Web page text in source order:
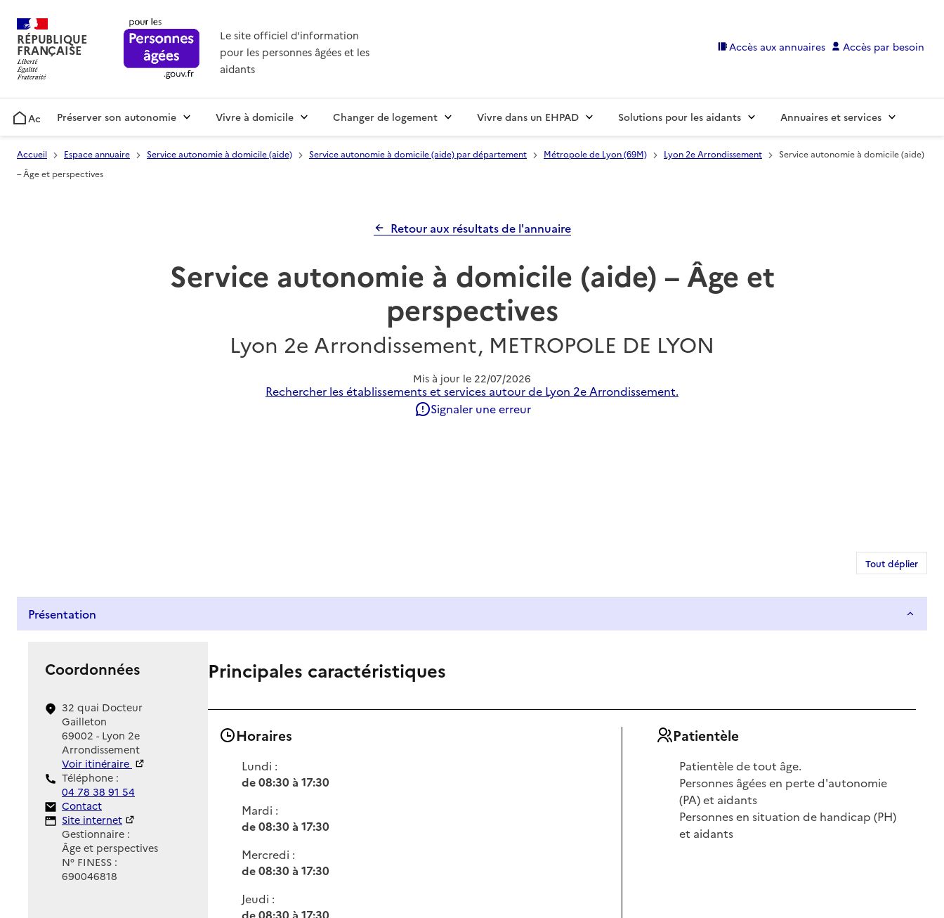
RÉPUBLIQUE
FRANÇAISE
Le site officiel d'information
pour les personnes âgées et les
aidants
Accès aux annuaires Accès par besoin
AccueilPréserver son autonomie Vivre à domicile Changer de logement Vivre dans un EHPAD Solutions pour les aidants Annuaires et services
Accueil Espace annuaire Service autonomie à domicile (aide) Service autonomie à domicile (aide) par département Métropole de Lyon (69M) Lyon 2e Arrondissement
Service autonomie à domicile (aide)
– Âge et perspectives
Retour aux résultats de l'annuaire
Service autonomie à domicile (aide) – Âge et
perspectives
Lyon 2e Arrondissement, METROPOLE DE LYON
Mis à jour le 22/07/2026
Rechercher les établissements et services autour de Lyon 2e Arrondissement.
Signaler une erreur
Tout déplier
Présentation
Coordonnées
32 quai Docteur
Gailleton
69002 - Lyon 2e
Arrondissement
Voir itinéraire
Téléphone :
04 78 38 91 54
Contact
Contact
Site Internet
Site internet
Gestionnaire :
Âge et perspectives
N° FINESS :
690046818
Principales caractéristiques
Horaires
Lundi :
de 08:30 à 17:30
Mardi :
de 08:30 à 17:30
Mercredi :
de 08:30 à 17:30
Jeudi :
de 08:30 à 17:30
Patientèle
Patientèle de tout âge.
Personnes âgées en perte d'autonomie
(PA) et aidants
Personnes en situation de handicap (PH)
et aidants